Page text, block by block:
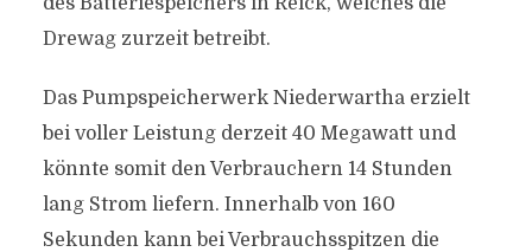
Drewag zurzeit betreibt.
Das Pumpspeicherwerk Niederwartha erzielt
bei voller Leistung derzeit 40 Megawatt und
könnte somit den Verbrauchern 14 Stunden
lang Strom liefern. Innerhalb von 160
Sekunden kann bei Verbrauchsspitzen die